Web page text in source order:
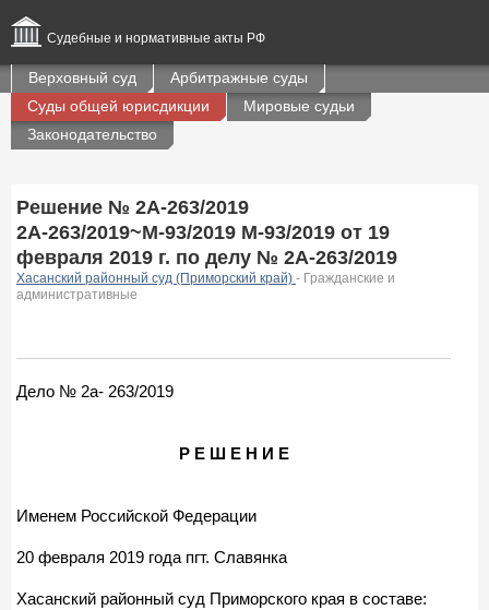
Судебные и нормативные акты РФ
Верховный суд
Арбитражные суды
Суды общей юрисдикции
Мировые судьи
Законодательство
Решение № 2А-263/2019
2А-263/2019~М-93/2019 М-93/2019 от 19
февраля 2019 г. по делу № 2А-263/2019
Хасанский районный суд (Приморский край) - Гражданские и
административные
Дело № 2а- 263/2019
Р Е Ш Е Н И Е
Именем Российской Федерации
20 февраля 2019 года пгт. Славянка
Хасанский районный суд Приморского края в составе: